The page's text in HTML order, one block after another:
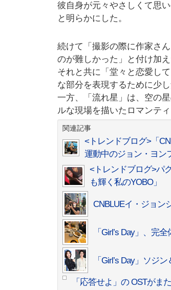
彼自身が元々やさしくて思
と明らかにした。
続けて「撮影の際に作家さ
のが難しかった」と付け加え
それと共に「堂々と恋愛し
な部分を表現するために少
一方、「流れ星」は、空の
ルな現場を描いたロマンティ
関連記事
<トレンドブログ>「
運動中のジョン・ヨン
<トレンドブログ>パ
も輝く私のYOBO」
CNBLUEイ・ジョン
「Girl’s Day」、完
「Girl’s Day」ソジ
「応答せよ」の OSTが